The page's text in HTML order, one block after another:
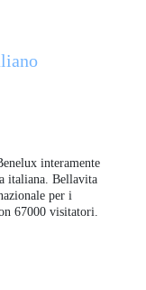
interamente
italiana. Bellavita
per i
67000 visitatori.